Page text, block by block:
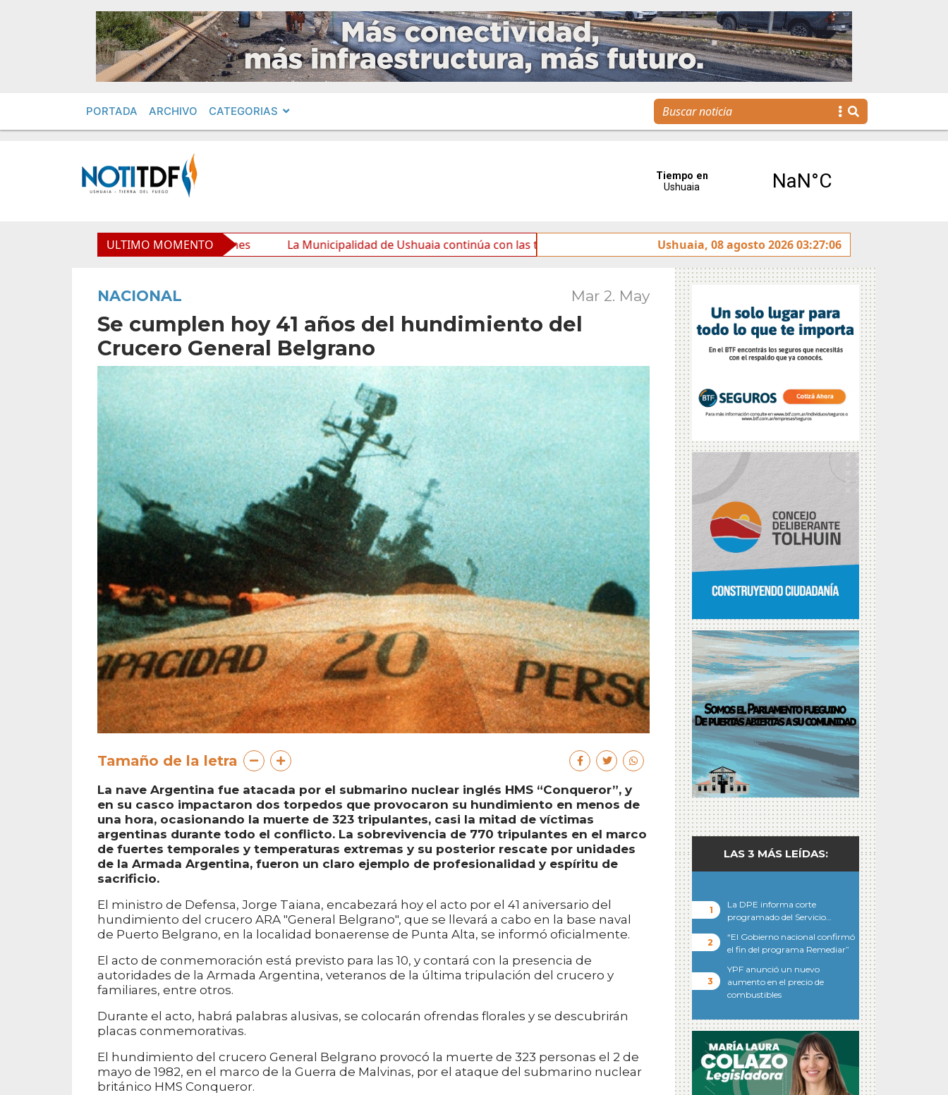
PORTADA ARCHIVO CATEGORIAS
ULTIMO MOMENTO
y mejora sus prestaciones La Municipalidad de Ushuaia continúa con las tareas de mantenimiento y rotulado sobre la avenida Héroes de Malvinas
Ushuaia, 08 agosto 2026 03:27:06
NACIONAL Mar 2. May
Se cumplen hoy 41 años del hundimiento del
Crucero General Belgrano
Tamaño de la letra
La nave Argentina fue atacada por el submarino nuclear inglés HMS “Conqueror”, y
en su casco impactaron dos torpedos que provocaron su hundimiento en menos de
una hora, ocasionando la muerte de 323 tripulantes, casi la mitad de víctimas
argentinas durante todo el conflicto. La sobrevivencia de 770 tripulantes en el marco
de fuertes temporales y temperaturas extremas y su posterior rescate por unidades
de la Armada Argentina, fueron un claro ejemplo de profesionalidad y espíritu de
sacrificio.
El ministro de Defensa, Jorge Taiana, encabezará hoy el acto por el 41 aniversario del
hundimiento del crucero ARA "General Belgrano", que se llevará a cabo en la base naval
de Puerto Belgrano, en la localidad bonaerense de Punta Alta, se informó oficialmente.
El acto de conmemoración está previsto para las 10, y contará con la presencia de
autoridades de la Armada Argentina, veteranos de la última tripulación del crucero y
familiares, entre otros.
Durante el acto, habrá palabras alusivas, se colocarán ofrendas florales y se descubrirán
placas conmemorativas.
El hundimiento del crucero General Belgrano provocó la muerte de 323 personas el 2 de
mayo de 1982, en el marco de la Guerra de Malvinas, por el ataque del submarino nuclear
británico HMS Conqueror.
LAS 3 MÁS LEÍDAS:
La DPE informa corte
programado del Servicio…
“El Gobierno nacional confirmó
el fin del programa Remediar”
YPF anunció un nuevo
aumento en el precio de
combustibles